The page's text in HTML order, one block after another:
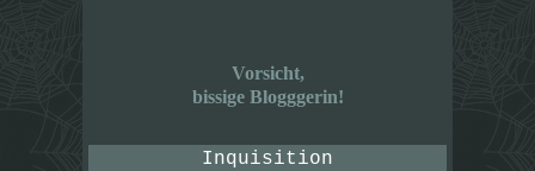
Vorsicht,
bissige Blogggerin!
Inquisition